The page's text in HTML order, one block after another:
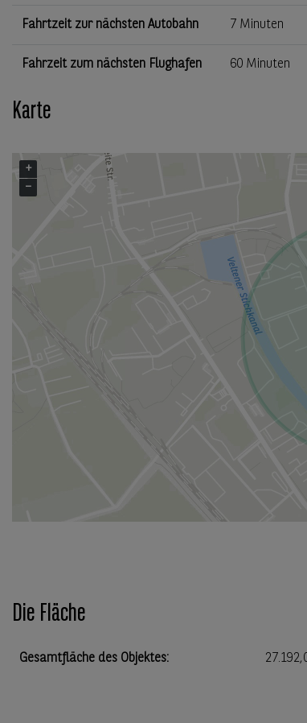
Fahrtzeit zur nächsten Autobahn 7 Minuten
Fahrzeit zum nächsten Flughafen 60 Minuten
Karte
+
−
Die Fläche
Gesamtfläche des Objektes: